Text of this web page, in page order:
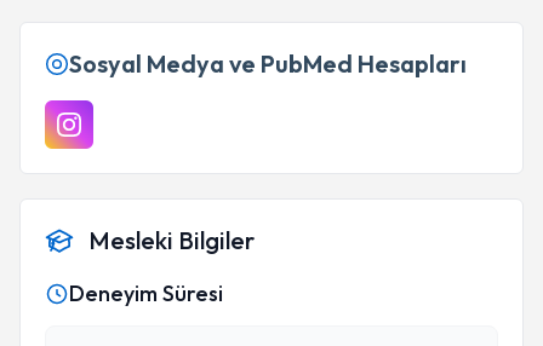
Sosyal Medya ve PubMed Hesapları
Mesleki Bilgiler
Deneyim Süresi